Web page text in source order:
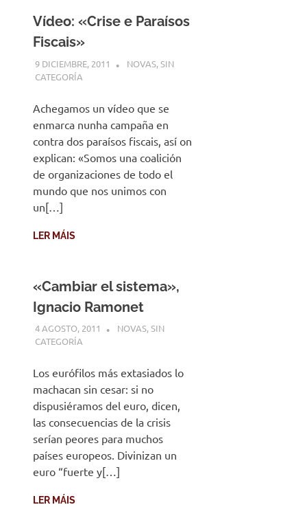
Vídeo: «Crise e Paraísos
Fiscais»
9 DICIEMBRE, 2011 DESARROLLO
NOVAS,SIN
CATEGORÍA
Achegamos un vídeo que se
enmarca nunha campaña en
contra dos paraísos fiscais, así on
explican: «Somos una coalición
de organizaciones de todo el
mundo que nos unimos con
un[…]
LER MÁIS
«Cambiar el sistema»,
Ignacio Ramonet
4 AGOSTO, 2011 DESARROLLO
NOVAS,SIN
CATEGORÍA
Los eurófilos más extasiados lo
machacan sin cesar: si no
dispusiéramos del euro, dicen,
las consecuencias de la crisis
serían peores para muchos
países europeos. Divinizan un
euro “fuerte y[…]
LER MÁIS